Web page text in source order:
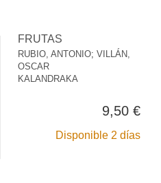
FRUTAS
RUBIO, ANTONIO; VILLÁN,
OSCAR
KALANDRAKA
9,50 €
Disponible 2 días